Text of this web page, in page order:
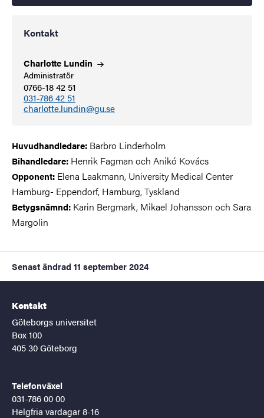
Kontakt
Charlotte Lundin
Administratör
0766-18 42 51
031-786 42 51
charlotte.lundin@gu.se
Huvudhandledare: Barbro Linderholm
Bihandledare: Henrik Fagman och Anikó Kovács
Opponent: Elena Laakmann, University Medical Center
Hamburg- Eppendorf, Hamburg,Tyskland
Betygsnämnd: Karin Bergmark, Mikael Johansson och Sara
Margolin
Senast ändrad 11 september 2024
Kontakt
Göteborgs universitet
Box 100
405 30 Göteborg
Telefonväxel
031-786 00 00
Helgfria vardagar 8-16